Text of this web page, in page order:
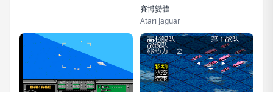
賽博變體
Atari Jaguar